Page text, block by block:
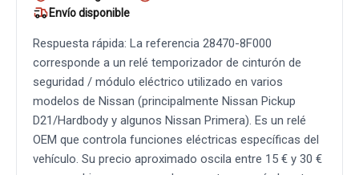
Envío disponible
Respuesta rápida: La referencia 28470-8F000
corresponde a un relé temporizador de cinturón de
seguridad / módulo eléctrico utilizado en varios
modelos de Nissan (principalmente Nissan Pickup
D21/Hardbody y algunos Nissan Primera). Es un relé
OEM que controla funciones eléctricas específicas del
vehículo. Su precio aproximado oscila entre 15 € y 30 €